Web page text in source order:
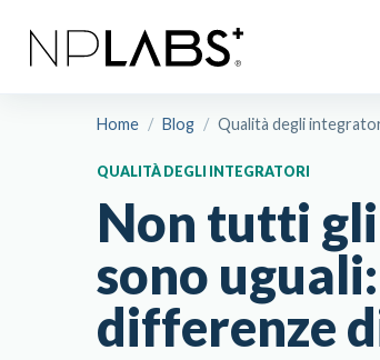
Home / Blog / Qualità degli
QUALITÀ DEGLI INTEGRATORI
Non tutti
sono
differenze